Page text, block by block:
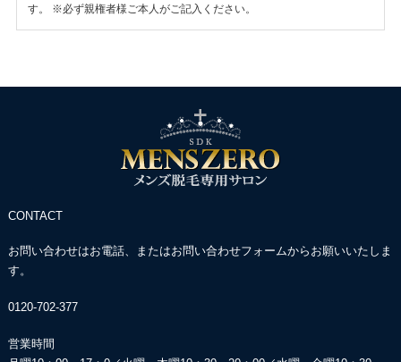
す。
※必ず親権者様ご本人がご記入ください。
CONTACT
お問い合わせはお電話、またはお問い合わせフォームからお願いいたしま
す。
0120-702-377
営業時間